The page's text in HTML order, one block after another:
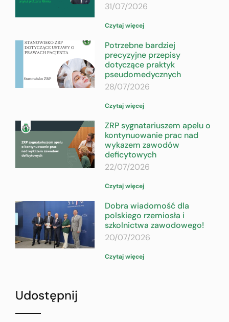
31/07/2026
Czytaj więcej
Potrzebne bardziej
precyzyjne przepisy
dotyczące praktyk
pseudomedycznych
28/07/2026
Czytaj więcej
ZRP sygnatariuszem apelu o
kontynuowanie prac nad
wykazem zawodów
deficytowych
22/07/2026
Czytaj więcej
Dobra wiadomość dla
polskiego rzemiosła i
szkolnictwa zawodowego!
20/07/2026
Czytaj więcej
Udostępnij